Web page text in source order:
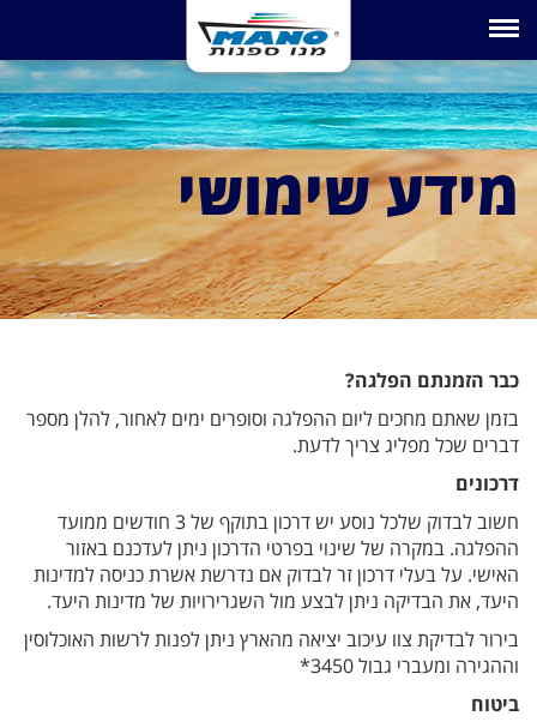
Toggle navigation
מידע שימושי
כבר הזמנתם הפלגה?
בזמן שאתם מחכים ליום ההפלגה וסופרים ימים לאחור, להלן מספר
דברים שכל מפליג צריך לדעת.
דרכונים
חשוב לבדוק שלכל נוסע יש דרכון בתוקף של 3 חודשים ממועד
ההפלגה. במקרה של שינוי בפרטי הדרכון ניתן לעדכנם באזור
האישי. על בעלי דרכון זר לבדוק אם נדרשת אשרת כניסה למדינות
היעד, את הבדיקה ניתן לבצע מול השגרירויות של מדינות היעד.
בירור לבדיקת צוו עיכוב יציאה מהארץ ניתן לפנות לרשות האוכלוסין
וההגירה ומעברי גבול 3450*
ביטוח